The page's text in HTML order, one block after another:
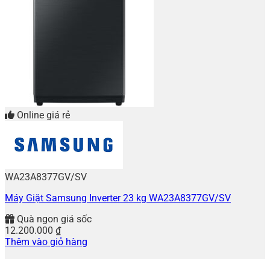
Online giá rẻ
WA23A8377GV/SV
Máy Giặt Samsung Inverter 23 kg WA23A8377GV/SV
Quà ngon giá sốc
12.200.000 ₫
Thêm vào giỏ hàng